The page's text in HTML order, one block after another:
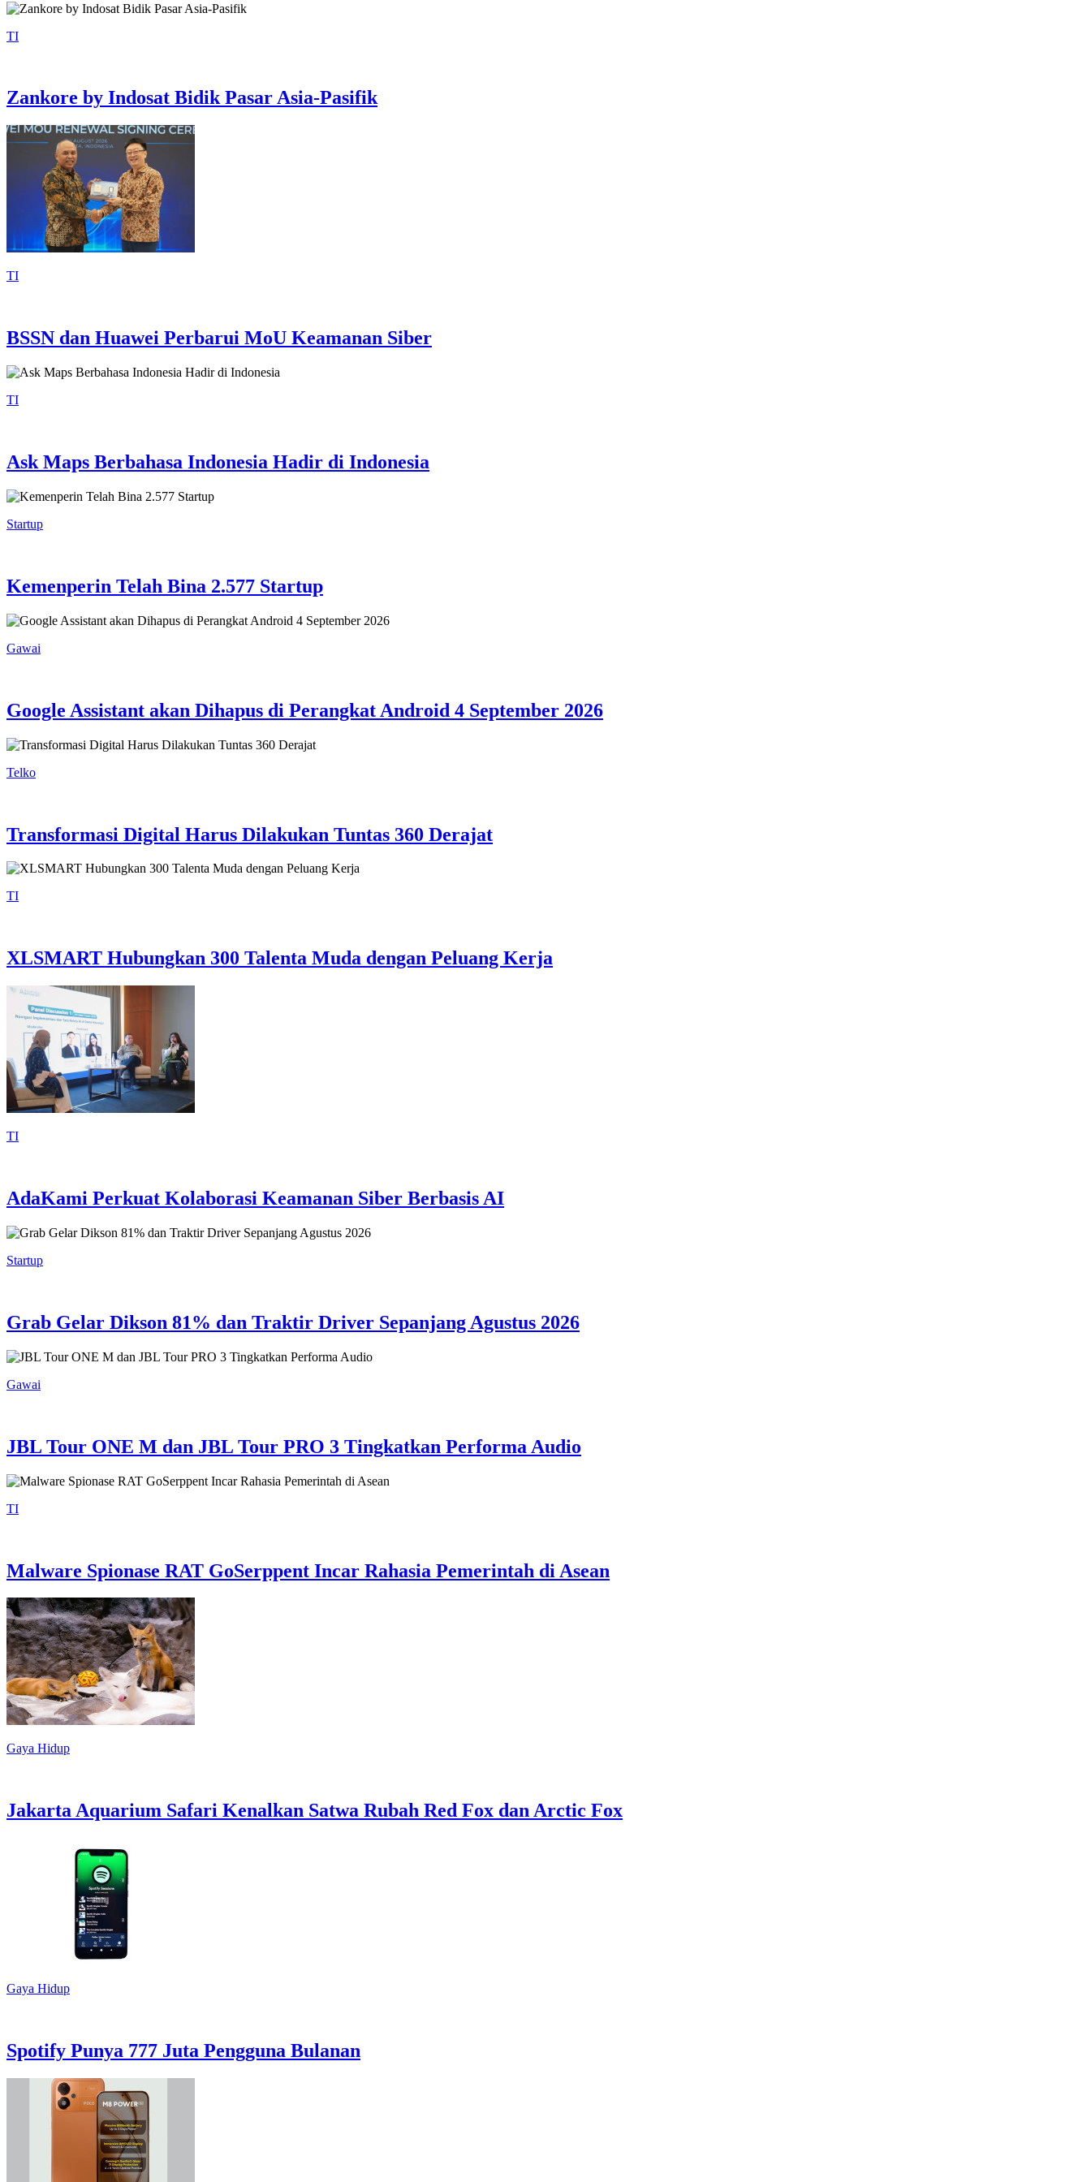
TI
Zankore by Indosat Bidik Pasar Asia-Pasifik
TI
BSSN dan Huawei Perbarui MoU Keamanan Siber
TI
Ask Maps Berbahasa Indonesia Hadir di Indonesia
Startup
Kemenperin Telah Bina 2.577 Startup
Gawai
Google Assistant akan Dihapus di Perangkat Android 4 September 2026
Telko
Transformasi Digital Harus Dilakukan Tuntas 360 Derajat
TI
XLSMART Hubungkan 300 Talenta Muda dengan Peluang Kerja
TI
AdaKami Perkuat Kolaborasi Keamanan Siber Berbasis AI
Startup
Grab Gelar Dikson 81% dan Traktir Driver Sepanjang Agustus 2026
Gawai
JBL Tour ONE M dan JBL Tour PRO 3 Tingkatkan Performa Audio
TI
Malware Spionase RAT GoSerppent Incar Rahasia Pemerintah di Asean
Gaya Hidup
Jakarta Aquarium Safari Kenalkan Satwa Rubah Red Fox dan Arctic Fox
Gaya Hidup
Spotify Punya 777 Juta Pengguna Bulanan